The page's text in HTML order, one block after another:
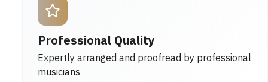
Professional Quality
Expertly arranged and proofread by professional
musicians